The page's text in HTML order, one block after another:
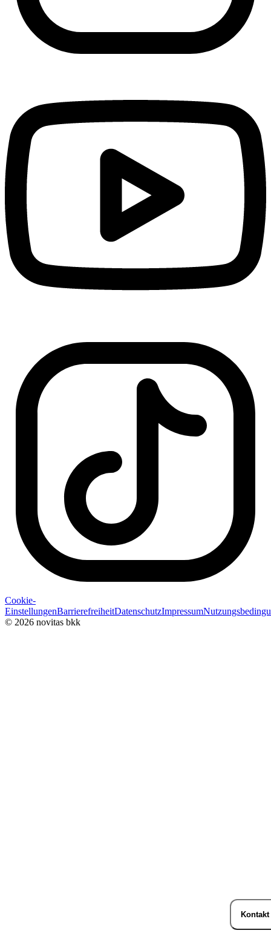
Cookie-
EinstellungenBarrierefreiheitDatenschutzImpressum
© 2026 novitas bkk
Kontakt